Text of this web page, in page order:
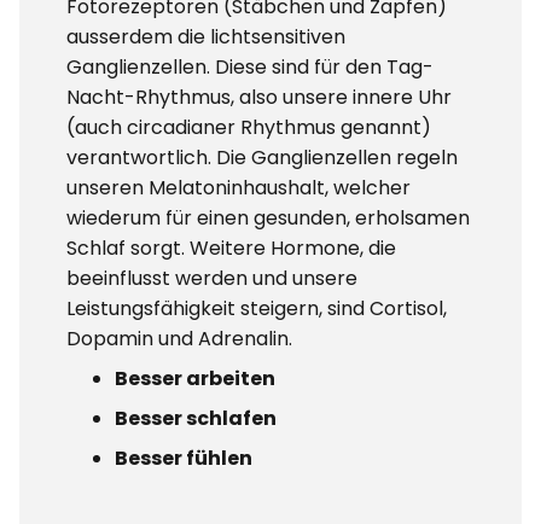
Fotorezeptoren (Stäbchen und Zapfen)
ausserdem die lichtsensitiven
Ganglienzellen. Diese sind für den Tag-
Nacht-Rhythmus, also unsere innere Uhr
(auch circadianer Rhythmus genannt)
verantwortlich. Die Ganglienzellen regeln
unseren Melatoninhaushalt, welcher
wiederum für einen gesunden, erholsamen
Schlaf sorgt. Weitere Hormone, die
beeinflusst werden und unsere
Leistungsfähigkeit steigern, sind Cortisol,
Dopamin und Adrenalin.
Besser arbeiten
Besser schlafen
Besser fühlen